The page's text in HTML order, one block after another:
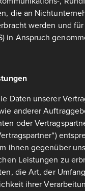
die an
werden und
in Anspruch
Daten unserer
anderer
oder
ihnen gegenüber
Leistungen zu
die Art, der
ihrer